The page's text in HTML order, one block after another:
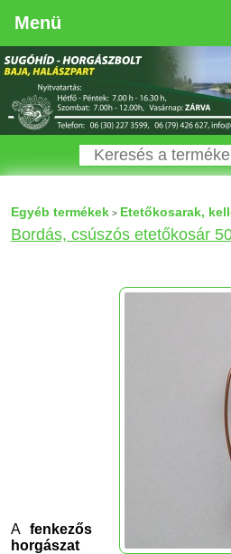
Menü
Egyéb termékek> Etetőkosarak,
Bordás, csúszós etetőkosár
A fenkezős
horgászat